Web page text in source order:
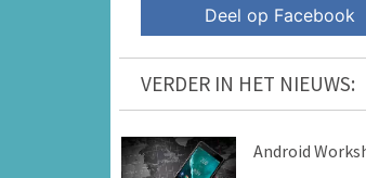
Deel op Facebook
VERDER IN HET NIEUWS:
Android